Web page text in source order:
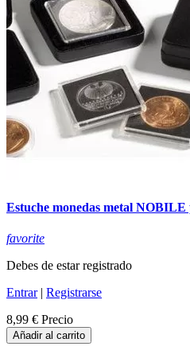
Estuche monedas metal
favorite
Debes de estar registrado
Entrar| Registrarse
8,99 € Precio
Añadir al carrito